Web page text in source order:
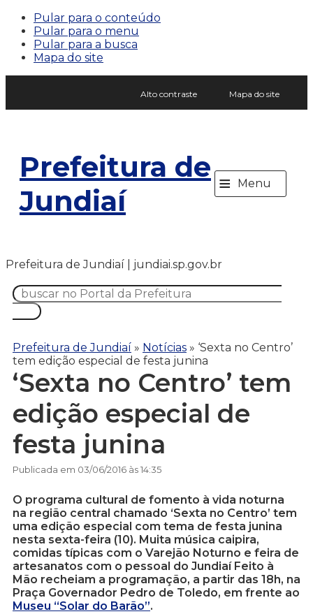
Pular para o conteúdo
Pular para o menu
Pular para a busca
Mapa do site
Alto contraste Mapa do site
Prefeitura de
Jundiaí
≡ Menu
Prefeitura de Jundiaí | jundiai.sp.gov.br
Prefeitura de Jundiaí » Notícias » ‘Sexta no Centro’
tem edição especial de festa junina
‘Sexta no Centro’ tem
edição especial de
festa junina
Publicada em 03/06/2016 às 14:35
O programa cultural de fomento à vida noturna
na região central chamado ‘Sexta no Centro’ tem
uma edição especial com tema de festa junina
nesta sexta-feira (10). Muita música caipira,
comidas típicas com o Varejão Noturno e feira de
artesanatos com o pessoal do Jundiaí Feito à
Mão recheiam a programação, a partir das 18h, na
Praça Governador Pedro de Toledo, em frente ao
Museu “Solar do Barão”.